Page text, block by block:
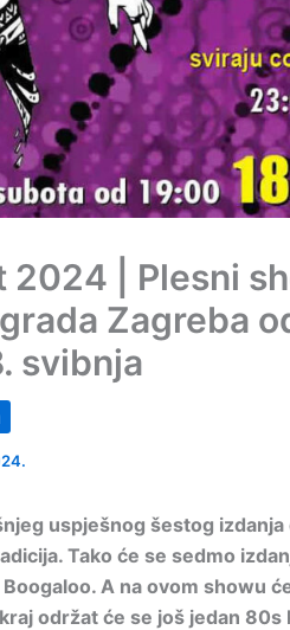
2024 | Plesni
Zagreba
svibnja
uspješnog šestog
Tako će se sedmo
A na ovom showu
održat će se još jedan 80s